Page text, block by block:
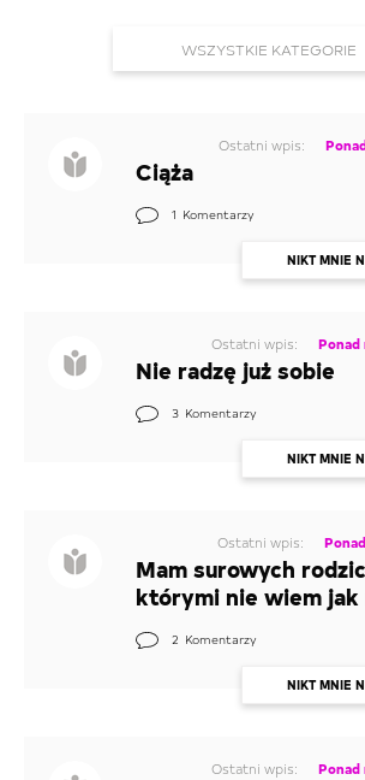
WSZYSTKIE KATEGORIE
MIESIĄCZKA
MOJA MIŁOŚĆ
PIERWSZY RAZ
NIKT MNIE NIE ROZUMIE
ANTYKONCEPCJA
CIĄŻA
WAGA
Ostatni wpis:
Ciąża
1 Komentarzy
NIKT MNIE
Ostatni wpis: Ponad
Nie radzę już sobie
3 Komentarzy
NIKT MNIE
Ostatni wpis:
Mam surowych
którymi nie wiem jak
2 Komentarzy
NIKT MNIE
Ostatni wpis: Ponad